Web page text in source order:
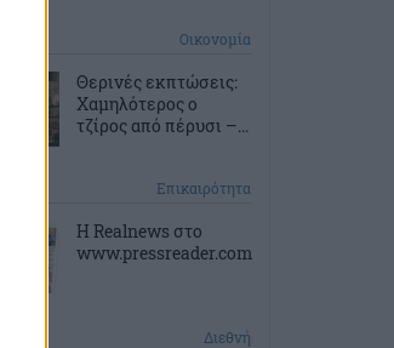
Οικονομία
Θερινές εκπτώσεις:
Χαμηλότερος ο
τζίρος από πέρυσι –...
Επικαιρότητα
Η Realnews στο
www.pressreader.com
Διεθνή